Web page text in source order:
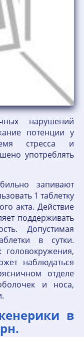
нарушений
потенции у
стресса и
употреблять
запивают
1 таблетку
акта. Действие
поддерживать
Допустимая
в сутки.
наблюдаться
отделе
и носа,
в